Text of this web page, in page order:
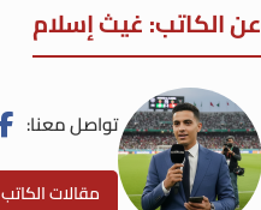
عن الكاتب: غيث إسلام
تواصل معنا:
مقالات الكاتب